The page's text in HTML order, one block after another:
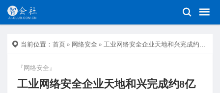
当前位置： 首页 » 网络安全 » 工业网络安全企业天地和兴完成约8亿元融资，北京市国资、联通中金、蜂云资本领投
『网络安全』
工业网络安全企业天地和兴完成约8亿